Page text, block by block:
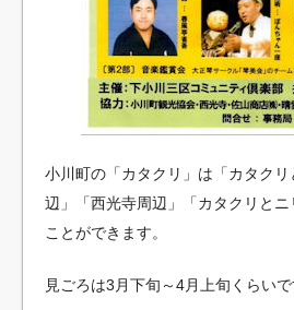
小川町の「カタクリ」は「カタク
辺」「西光寺周辺」「カタクリと
ことができます。
見ごろは3月下旬～4月上旬くらいで